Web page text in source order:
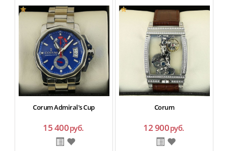
Corum Admiral's Cup
15 400руб.
Corum
12 900руб.